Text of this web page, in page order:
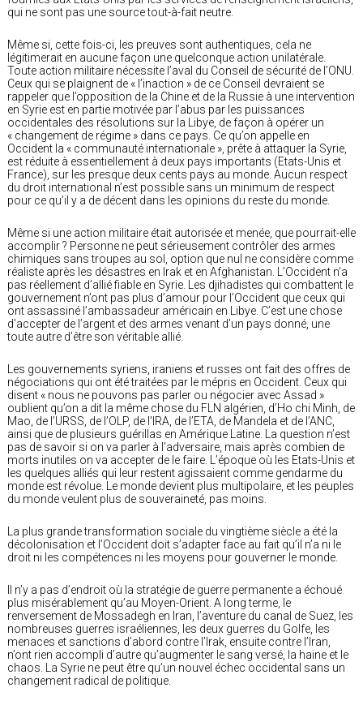
qui ne sont pas une source tout-à-fait neutre.
Même si, cette fois-ci, les preuves sont authentiques, cela ne
légitimerait en aucune façon une quelconque action unilatérale.
Toute action militaire nécessite l’aval du Conseil de sécurité de l’ONU.
Ceux qui se plaignent de « l’inaction » de ce Conseil devraient se
rappeler que l’opposition de la Chine et de la Russie à une intervention
en Syrie est en partie motivée par l’abus par les puissances
occidentales des résolutions sur la Libye, de façon à opérer un
« changement de régime » dans ce pays. Ce qu’on appelle en
Occident la « communauté internationale », prête à attaquer la Syrie,
est réduite à essentiellement à deux pays importants (Etats-Unis et
France), sur les presque deux cents pays au monde. Aucun respect
du droit international n’est possible sans un minimum de respect
pour ce qu’il y a de décent dans les opinions du reste du monde.
Même si une action militaire était autorisée et menée, que pourrait-elle
accomplir ? Personne ne peut sérieusement contrôler des armes
chimiques sans troupes au sol, option que nul ne considère comme
réaliste après les désastres en Irak et en Afghanistan. L’Occident n’a
pas réellement d’allié fiable en Syrie. Les djihadistes qui combattent le
gouvernement n’ont pas plus d’amour pour l’Occident que ceux qui
ont assassiné l’ambassadeur américain en Libye. C’est une chose
d’accepter de l’argent et des armes venant d’un pays donné, une
toute autre d’être son véritable allié.
Les gouvernements syriens, iraniens et russes ont fait des offres de
négociations qui ont été traitées par le mépris en Occident. Ceux qui
disent « nous ne pouvons pas parler ou négocier avec Assad »
oublient qu’on a dit la même chose du FLN algérien, d’Ho chi Minh, de
Mao, de l’URSS, de l’OLP, de l’IRA, de l’ETA, de Mandela et de l’ANC,
ainsi que de plusieurs guérillas en Amérique Latine. La question n’est
pas de savoir si on va parler à l’adversaire, mais après combien de
morts inutiles on va accepter de le faire. L’époque où les Etats-Unis et
les quelques alliés qui leur restent agissaient comme gendarme du
monde est révolue. Le monde devient plus multipolaire, et les peuples
du monde veulent plus de souveraineté, pas moins.
La plus grande transformation sociale du vingtième siècle a été la
décolonisation et l’Occident doit s’adapter face au fait qu’il n’a ni le
droit ni les compétences ni les moyens pour gouverner le monde.
Il n’y a pas d’endroit où la stratégie de guerre permanente a échoué
plus misérablement qu’au Moyen-Orient. A long terme, le
renversement de Mossadegh en Iran, l’aventure du canal de Suez, les
nombreuses guerres israéliennes, les deux guerres du Golfe, les
menaces et sanctions d’abord contre l’Irak, ensuite contre l’Iran,
n’ont rien accompli d’autre qu’augmenter le sang versé, la haine et le
chaos. La Syrie ne peut être qu’un nouvel échec occidental sans un
changement radical de politique.